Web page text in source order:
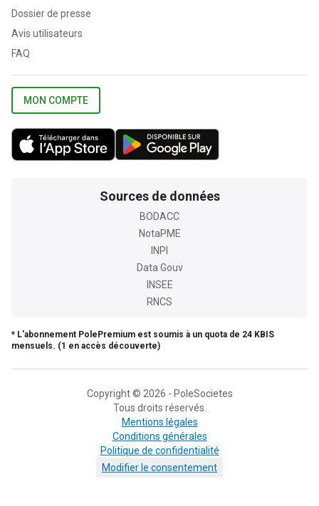
Dossier de presse
Avis utilisateurs
FAQ
MON COMPTE
Sources de données
BODACC
NotaPME
INPI
Data Gouv
INSEE
RNCS
* L'abonnement PolePremium est soumis à un quota de 24 KBIS
mensuels. (1 en accès découverte)
Copyright © 2026 - PoleSocietes
Tous droits réservés.
Mentions légales
Conditions générales
Politique de confidentialité
Modifier le consentement